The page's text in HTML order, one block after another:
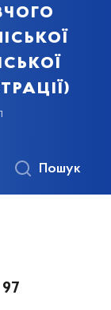
Пошук